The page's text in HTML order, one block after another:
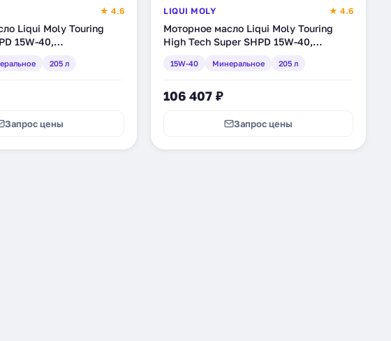
★ 4.6
Liqui Moly Touring
15W-40,
205 л
Запрос цены
LIQUI MOLY ★ 4.6
Моторное масло Liqui Moly Touring
High Tech Super SHPD 15W-40,
15W-40 Минеральное 205 л
106 407 ₽
Запрос цены